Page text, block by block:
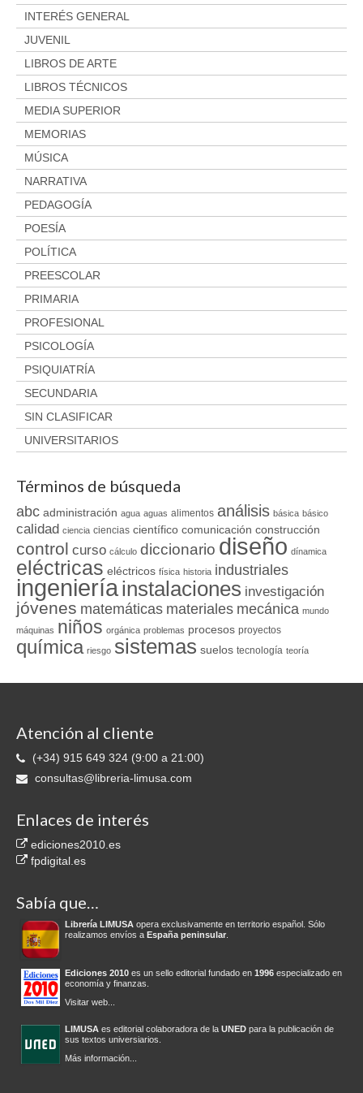
INTERÉS GENERAL
JUVENIL
LIBROS DE ARTE
LIBROS TÉCNICOS
MEDIA SUPERIOR
MEMORIAS
MÚSICA
NARRATIVA
PEDAGOGÍA
POESÍA
POLÍTICA
PREESCOLAR
PRIMARIA
PROFESIONAL
PSICOLOGÍA
PSIQUIATRÍA
SECUNDARIA
SIN CLASIFICAR
UNIVERSITARIOS
Términos de búsqueda
abc administración agua aguas alimentos análisis básica básico
calidad ciencia ciencias científico comunicación construcción
control curso cálculo diccionario diseño dínamica
eléctricas eléctricos física historia industriales
ingenieríainstalaciones investigación
jóvenes matemáticas materiales mecánica mundo
máquinas niños orgánica problemas procesos proyectos
química riesgo sistemas suelos tecnología teoría
Atención al cliente
(+34) 915 649 324 (9:00 a 21:00)
consultas@libreria-limusa.com
Enlaces de interés
ediciones2010.es
fpdigital.es
Sabía que…
Librería LIMUSA opera exclusivamente en territorio español. Sólo
realizamos envíos a España peninsular
Ediciones 2010 es un sello editorial fundado en 1996 especializado en
economía y finanzas.
Visitar web...
LIMUSA es editorial colaboradora de la UNED para la publicación de
sus textos universiarios.
Más información...